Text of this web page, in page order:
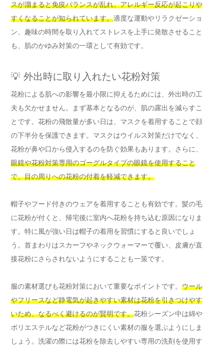
スが溜まると免疫バランスが乱れ、アレルギー反応が起こりや
すくなることが知られています。適度な運動やリラクゼーショ
ン、趣味の時間を取り入れてストレスを上手に発散させること
も、肌のかゆみ対策の一環として有効です。
💡 外出時に取り入れたい花粉対策
花粉による肌への影響を最小限に抑えるためには、外出時の工
夫も欠かせません。まず基本となるのが、肌の露出を減らすこ
とです。花粉の飛散量が多い日は、マスクを着用することで顔
の下半分を保護できます。マスクはウイルス対策だけでなく、
花粉が鼻や口から侵入するのを防ぐ効果もあります。さらに、
眼鏡や花粉対策専用のゴーグルタイプの眼鏡を使用すること
で、目の周りへの花粉の付着を軽減できます。
帽子やフード付きのウェアを着用することも有効です。髪の毛
に花粉が付くと、帰宅後に室内へ花粉を持ち込む原因になりま
す。特に風が強い日は帽子の着用を習慣にすると良いでしょ
う。首まわりはスカーフやネックウォーマーで覆い、皮膚が直
接花粉にさらされないようにすることも一策です。
服の素材選びも花粉対策において重要なポイントです。 ウール
やフリースなど静電気が起きやすい素材は花粉を引きつけやす
いため、なるべく避けるのが賢明です。花粉シーズン中は綿や
ポリエステルなど花粉がつきにくい素材の服を選ぶようにしま
しょう。洗濯の際には花粉を除去しやすい専用の洗剤を使用す